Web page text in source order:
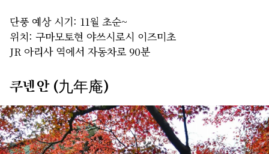
단풍 예상 시기: 11월 초순~
위치: 구마모토현 야쓰시로시 이즈미초
JR 아리사 역에서 자동차로 90분
쿠넨안 (九年庵)